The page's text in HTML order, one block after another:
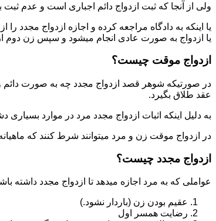
ولی از آنجا که ثبت ازدواج دائم اجباری است و عدم
یا اینکه به دادگاه مراجعه کرده و اجازه ازدواج مجدد
یا ازدواج به صورت عادی انجام میشود و سپس زن دوم
ازدواج موقت چیست؟
در صورتیکه شوهر قصد ازدواج مجدد چه به صورت دائم
عقد طلاق بگیرد.
به دلیل اینکه اثبات ازدواج مجدد مرد در موارد بسیاری
در ازدواج موقت زن و مرد میتوانند شرط کنند که
ازدواج مجدد چیست؟
عواملی که به مرد اجازه میدهد تا ازدواج مجدد داشته
عقیم بودن زن (باردار نشود.)
رضایت همسر اول